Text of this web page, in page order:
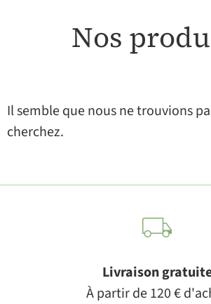
Nos
Il semble que nous ne trouvions
cherchez.
Livraison
À partir de 120 €